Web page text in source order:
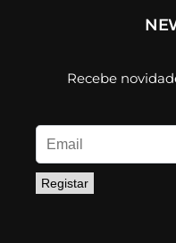
Recebe
Registar